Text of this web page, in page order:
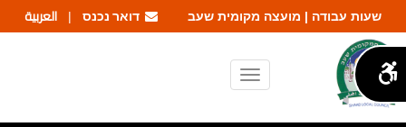
דואר נכנס | العربية שעות עבודה | מועצה מקומית שעב